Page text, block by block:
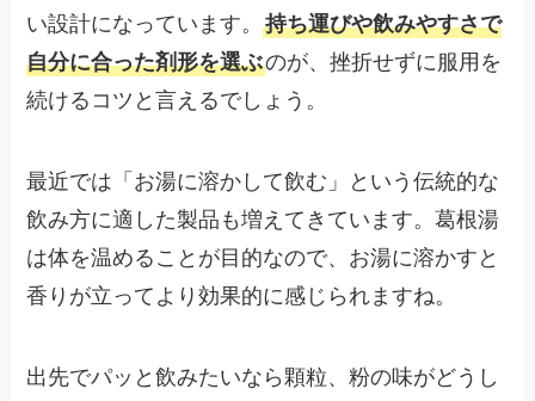
い設計になっています。持ち運びや飲みやすさで
自分に合った剤形を選ぶのが、挫折せずに服用を
続けるコツと言えるでしょう。
最近では「お湯に溶かして飲む」という伝統的な
飲み方に適した製品も増えてきています。葛根湯
は体を温めることが目的なので、お湯に溶かすと
香りが立ってより効果的に感じられますね。
出先でパッと飲みたいなら顆粒、粉の味がどうし